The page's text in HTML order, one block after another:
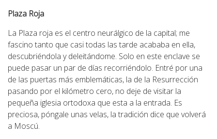
Plaza Roja
La Plaza roja es el centro neurálgico de la capital; me
fascino tanto que casi todas las tarde acababa en ella,
descubriéndola y deleitándome. Solo en este enclave se
puede pasar un par de días recorriéndolo. Entré por una
de las puertas más emblemáticas, la de la Resurrección
pasando por el kilómetro cero, no deje de visitar la
pequeña iglesia ortodoxa que esta a la entrada. Es
preciosa, póngale unas velas, la tradición dice que volverá
a Moscú.